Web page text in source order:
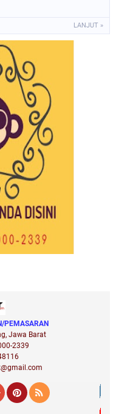
LANJUT »
PEMASARAN
Jawa Barat
2339